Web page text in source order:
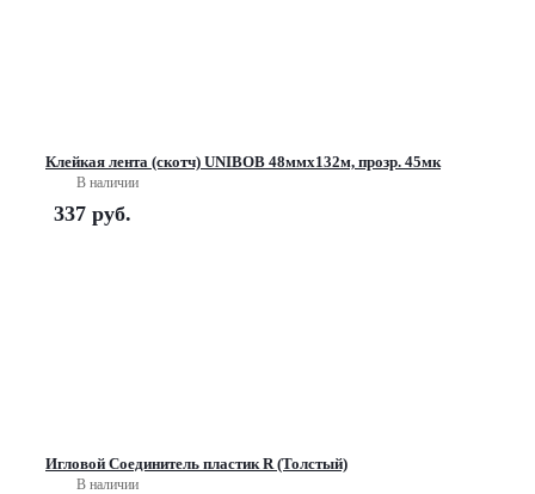
Клейкая лента (скотч) UNIBOB 48ммх132м, прозр. 45мк
В наличии
337 руб.
Игловой Соединитель пластик R (Толстый)
В наличии